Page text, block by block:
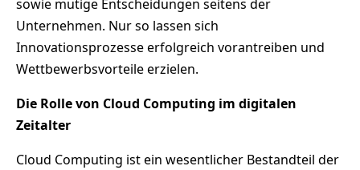
sowie mutige Entscheidungen seitens der
Unternehmen. Nur so lassen sich
Innovationsprozesse erfolgreich vorantreiben und
Wettbewerbsvorteile erzielen.
Die Rolle von Cloud Computing im digitalen
Zeitalter
Cloud Computing ist ein wesentlicher Bestandteil der